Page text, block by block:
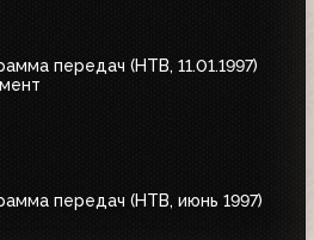
передач (НТВ, 11.01.1997)
передач (НТВ, июнь 1997)